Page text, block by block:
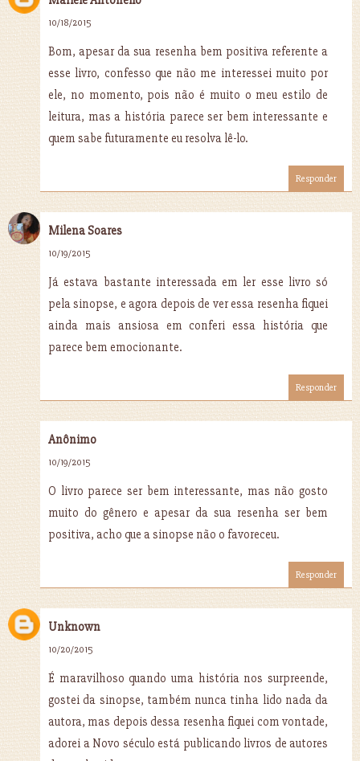
10/18/2015
Bom, apesar da sua resenha bem positiva referente a
esse livro, confesso que não me interessei muito por
ele, no momento, pois não é muito o meu estilo de
leitura, mas a história parece ser bem interessante e
quem sabe futuramente eu resolva lê-lo.
Responder
Milena Soares
10/19/2015
Já estava bastante interessada em ler esse livro só
pela sinopse, e agora depois de ver essa resenha fiquei
ainda mais ansiosa em conferi essa história que
parece bem emocionante.
Responder
Anônimo
10/19/2015
O livro parece ser bem interessante, mas não gosto
muito do gênero e apesar da sua resenha ser bem
positiva, acho que a sinopse não o favoreceu.
Responder
Unknown
10/20/2015
É maravilhoso quando uma história nos surpreende,
gostei da sinopse, também nunca tinha lido nada da
autora, mas depois dessa resenha fiquei com vontade,
adorei a Novo século está publicando livros de autores